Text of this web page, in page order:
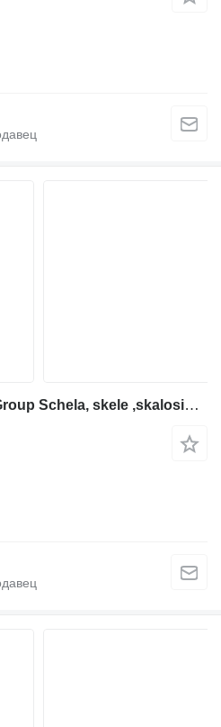
SLV Group Schele SLV Group Schela, skele ,skalosiά,Ponteggio, rusztowanie